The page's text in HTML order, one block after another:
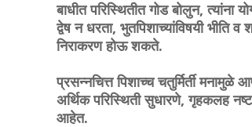
बाधीत परिस्थितीत गोड बोलुन, त्यांना
द्वेष न धरता, भुतपिशाच्यांविषयी
निराकरण होऊ शकते.
प्रसन्नचित्त पिशाच्च चतुर्मिर्ती
अर्थिक परिस्थिती सुधारणे, गृहकलह
आहेत.